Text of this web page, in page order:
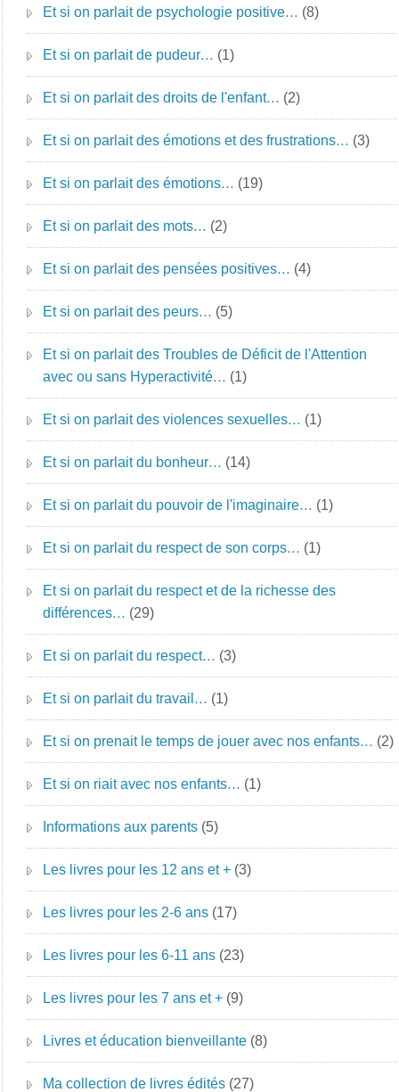
Et si on parlait de psychologie positive… (8)
Et si on parlait de pudeur… (1)
Et si on parlait des droits de l'enfant… (2)
Et si on parlait des émotions et des frustrations… (3)
Et si on parlait des émotions… (19)
Et si on parlait des mots… (2)
Et si on parlait des pensées positives… (4)
Et si on parlait des peurs… (5)
Et si on parlait des Troubles de Déficit de l'Attention
avec ou sans Hyperactivité… (1)
Et si on parlait des violences sexuelles… (1)
Et si on parlait du bonheur… (14)
Et si on parlait du pouvoir de l'imaginaire… (1)
Et si on parlait du respect de son corps… (1)
Et si on parlait du respect et de la richesse des
différences… (29)
Et si on parlait du respect… (3)
Et si on parlait du travail… (1)
Et si on prenait le temps de jouer avec nos enfants… (2)
Et si on riait avec nos enfants… (1)
Informations aux parents (5)
Les livres pour les 12 ans et + (3)
Les livres pour les 2-6 ans (17)
Les livres pour les 6-11 ans (23)
Les livres pour les 7 ans et + (9)
Livres et éducation bienveillante (8)
Ma collection de livres édités (27)